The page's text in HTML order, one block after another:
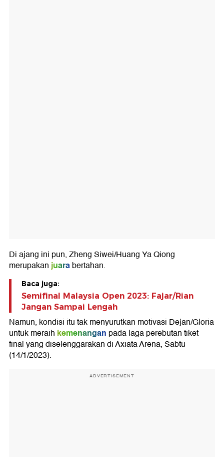
Di ajang ini pun, Zheng Siwei/Huang Ya Qiong
merupakanjuarabertahan.
Baca juga:
Semifinal Malaysia Open 2023: Fajar/Rian
Jangan Sampai Lengah
Namun, kondisi itu tak menyurutkan motivasi Dejan/Gloria
untuk meraih kemenangan pada laga perebutan tiket
final yang diselenggarakan di Axiata Arena, Sabtu
(14/1/2023).
ADVERTISEMENT